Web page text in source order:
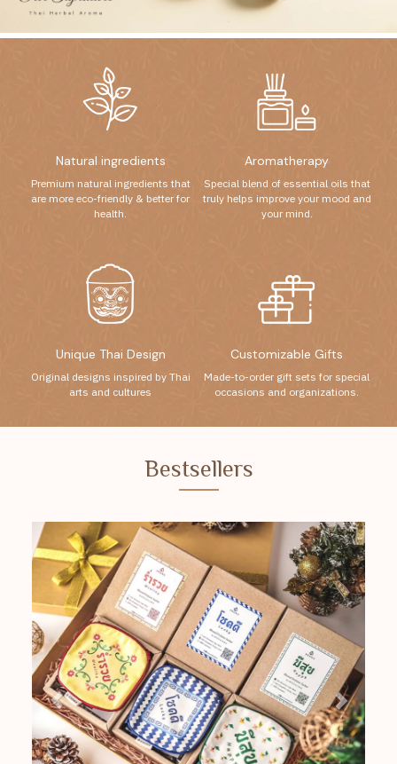
Natural ingredients
Premium natural ingredients that
are more eco-friendly & better for
health.
Aromatherapy
Special blend of essential oils that
truly helps improve your mood and
your mind.
Unique Thai Design
Original designs inspired by Thai
arts and cultures
Customizable Gifts
Made-to-order gift sets for special
occasions and organizations.
Bestsellers